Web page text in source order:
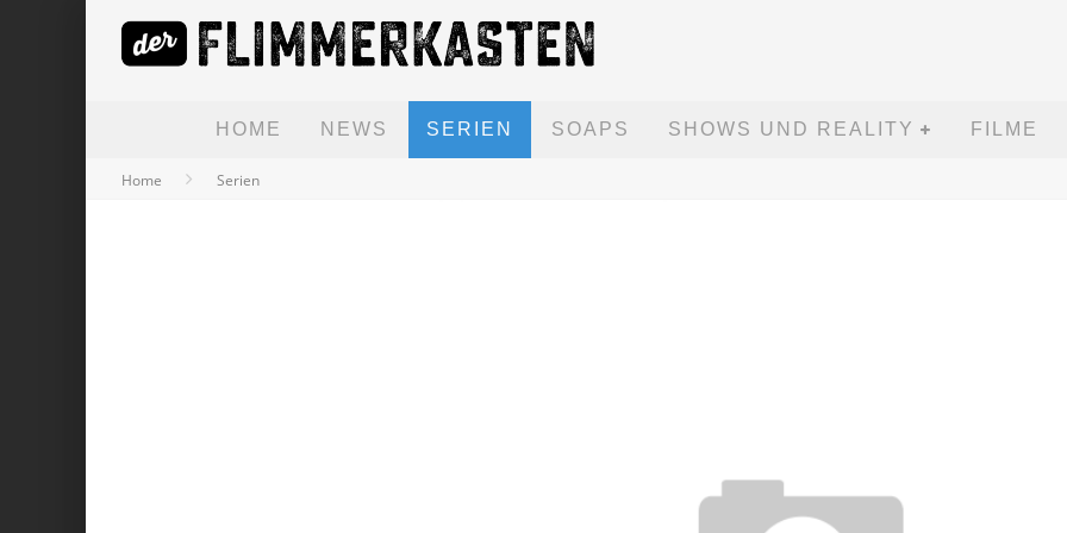
HOME NEWS SERIEN SOAPS SHOWS UND REALITY FILME
Home Serien